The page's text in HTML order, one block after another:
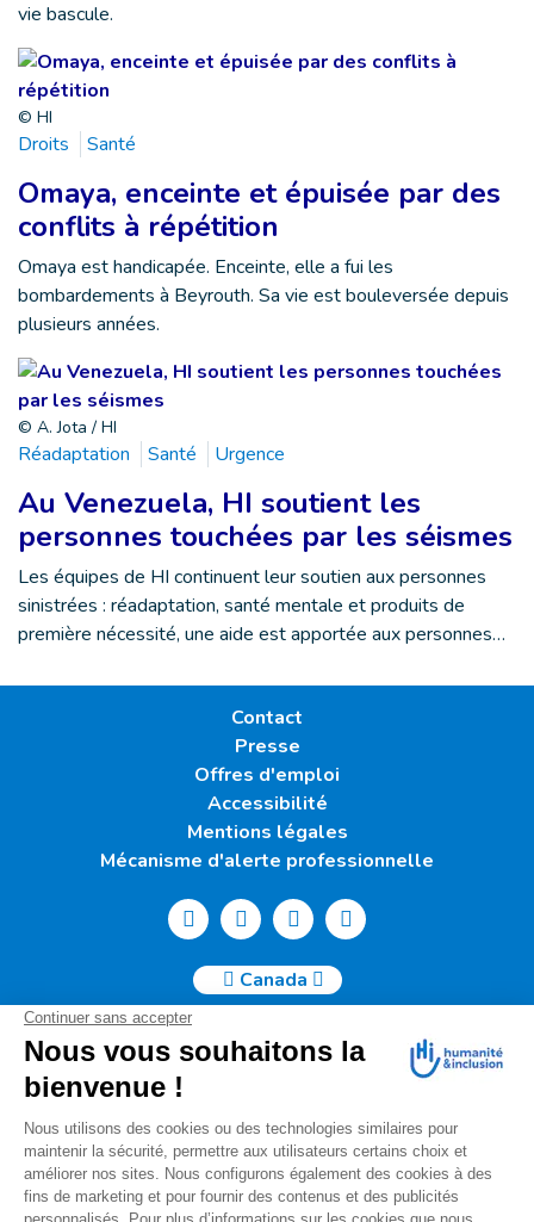
vie bascule.
© HI
Droits Santé
Omaya, enceinte et épuisée par des
conflits à répétition
Omaya est handicapée. Enceinte, elle a fui les
bombardements à Beyrouth. Sa vie est bouleversée depuis
plusieurs années.
© A. Jota / HI
Réadaptation Santé Urgence
Au Venezuela, HI soutient les
personnes touchées par les séismes
Les équipes de HI continuent leur soutien aux personnes
sinistrées : réadaptation, santé mentale et produits de
première nécessité, une aide est apportée aux personnes…
Contact
Presse
Offres d'emploi
Accessibilité
Mentions légales
Mécanisme d'alerte professionnelle
Canada
Humanité & Inclusion Canada | 50, Sainte-Catherine Ouest -
Suite 500b | H2X 3V4 Montréal
info@canada.hi.org
Tél. : (514) 908-2813